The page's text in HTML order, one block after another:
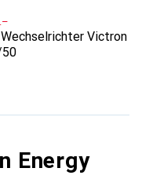
Wechselrichter Victron
Energy